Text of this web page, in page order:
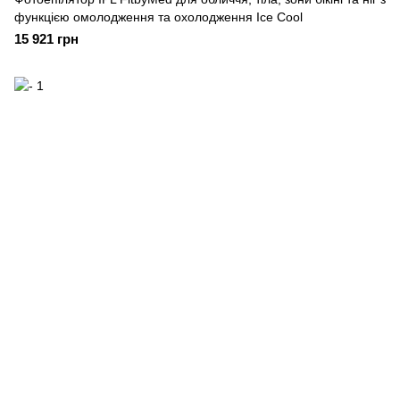
функцією омолодження та охолодження Ice Cool
15 921 грн